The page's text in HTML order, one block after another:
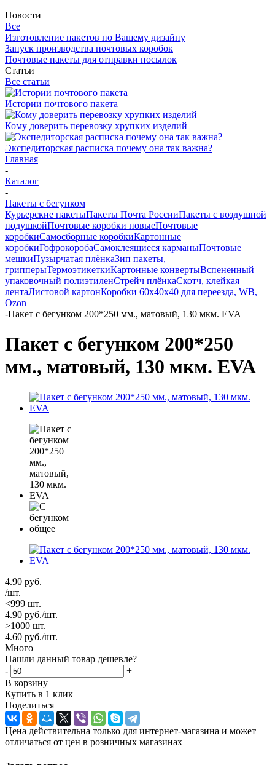
Новости
Все
Изготовление пакетов по Вашему дизайну
Запуск производства почтовых коробок
Почтовые пакеты для отправки посылок
Статьи
Все статьи
Истории почтового пакета
Кому доверить перевозку хрупких изделий
Экспедиторская расписка почему она так важна?
Главная
-
Каталог
-
Пакеты с бегунком
Курьерские пакетыПакеты Почта РоссииПакеты с воздушной
подушкойПочтовые коробки новыеПочтовые
коробкиСамосборные коробкиКартонные
коробкиГофрокоробаСамоклеящиеся карманыПочтовые
мешкиПузырчатая плёнкаЗип пакеты,
грипперыТермоэтикеткиКартонные конвертыВспененный
упаковочный полиэтиленСтрейч плёнкаСкотч, клейкая
лентаЛистовой картонКоробки 60х40х40 для переезда, WB,
Ozon
-Пакет с бегунком 200*250 мм., матовый, 130 мкм. EVA
Пакет с бегунком 200*250
мм., матовый, 130 мкм. EVA
4.90 руб.
/шт.
<999 шт.
4.90 руб./шт.
>1000 шт.
4.60 руб./шт.
Много
Нашли данный товар дешевле?
-
+
В корзину
Купить в 1 клик
Поделиться
Цена действительна только для интернет-магазина и может
отличаться от цен в розничных магазинах